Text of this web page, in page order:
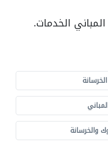
الخدمات.
والخرسانة